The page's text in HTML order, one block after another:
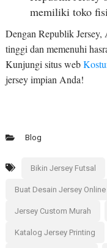
memiliki toko
Dengan Republik
tinggi dan memenuhi
Kunjungi situs web
jersey impian Anda!
Blog
Bikin Jersey Futsal
Buat Desain Jersey Online
Jersey Custom Murah
Katalog Jersey Printing